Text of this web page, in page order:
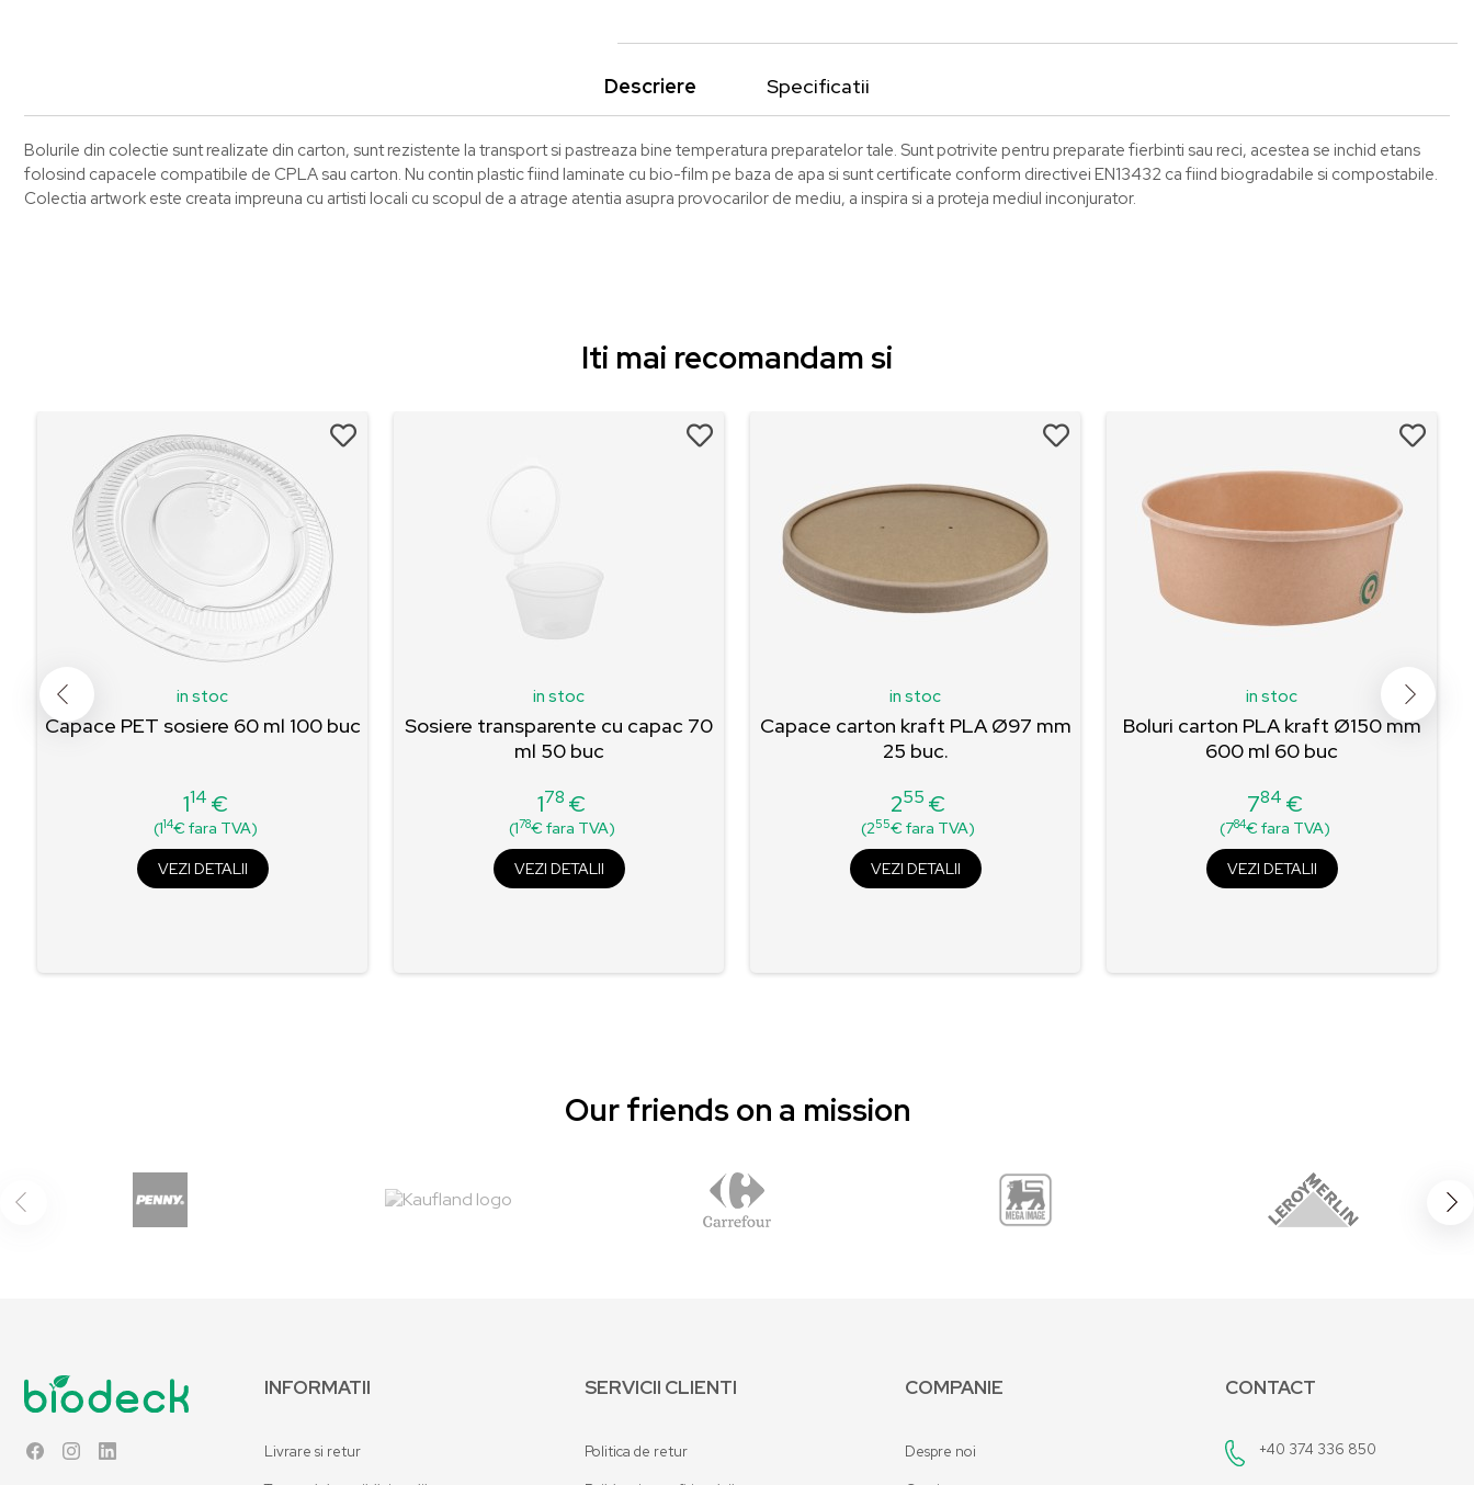
Descriere Specificatii
Bolurile din colectie sunt realizate din carton, sunt rezistente la transport si pastreaza bine temperatura preparatelor tale. Sunt potrivite pentru preparate fierbinti sau reci, acestea se inchid etans
folosind capacele compatibile de CPLA sau carton. Nu contin plastic fiind laminate cu bio-film pe baza de apa si sunt certificate conform directivei EN13432 ca fiind biogradabile si compostabile.
Colectia artwork este creata impreuna cu artisti locali cu scopul de a atrage atentia asupra provocarilor de mediu, a inspira si a proteja mediul inconjurator.
Iti mai recomandam si
in stoc
Capace PET sosiere 60 ml 100 buc
Pret
114 €
(114€ fara TVA)
VEZI DETALII
in stoc
Sosiere transparente cu capac 70
ml 50 buc
Pret
178 €
(178€ fara TVA)
VEZI DETALII
in stoc
Capace carton kraft PLA Ø97 mm
25 buc.
Pret
255 €
(255€ fara TVA)
VEZI DETALII
in stoc
Boluri carton PLA kraft Ø150 mm
600 ml 60 buc
Pret
784 €
(784€ fara TVA)
VEZI DETALII
Our friends on a mission
FacebookInstagram
INFORMATII
Livrare si retur
SERVICII CLIENTI
Politica de retur
COMPANIE
Despre noi
CONTACT
+40 374 336 850